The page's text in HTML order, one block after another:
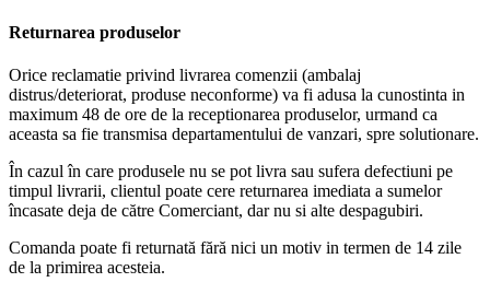
Returnarea produselor
Orice reclamatie privind livrarea comenzii (ambalaj
distrus/deteriorat, produse neconforme) va fi adusa la cunostinta in
maximum 48 de ore de la receptionarea produselor, urmand ca
aceasta sa fie transmisa departamentului de vanzari, spre solutionare.
În cazul în care produsele nu se pot livra sau sufera defectiuni pe
timpul livrarii, clientul poate cere returnarea imediata a sumelor
încasate deja de către Comerciant, dar nu si alte despagubiri.
Comanda poate fi returnată fără nici un motiv in termen de 14 zile
de la primirea acesteia.